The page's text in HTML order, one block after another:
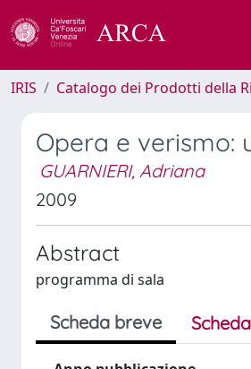
IRIS Catalogo dei Prodotti della
Opera e verismo:
GUARNIERI, Adriana
2009
Abstract
programma di sala
Scheda breve